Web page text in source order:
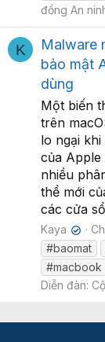
đồng An
K
Malware
bảo mật
dùng
Một biến
trên
lo ngại
của Apple
nhiều
thể mới
các cửa
Kaya ✔
#baomat
#macbook
Diễn đàn: